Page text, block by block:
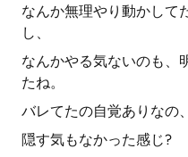
なんか無理やり動かして
し、
なんかやる気ないのも、
たね。
バレてたの自覚ありなの
隠す気もなかった感じ?